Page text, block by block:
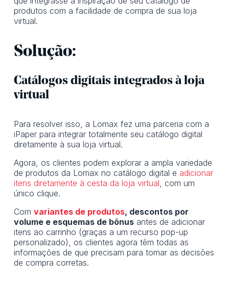
produtos com a facilidade de compra de sua loja
virtual.
Solução:
Catálogos digitais integrados à loja
virtual
Para resolver isso, a Lomax fez uma parceria com a
iPaper para integrar totalmente seu catálogo digital
diretamente à sua loja virtual.
Agora, os clientes podem explorar a ampla variedade
de produtos da Lomax no catálogo digital e adicionar
itens diretamente à cesta da loja virtual, com um
único clique.
Com variantes de produtos, descontos por
volume e esquemas de bônusantes de adicionar
itens ao carrinho (graças a um recurso pop-up
personalizado), os clientes agora têm todas as
informações de que precisam para tomar as decisões
de compra corretas.